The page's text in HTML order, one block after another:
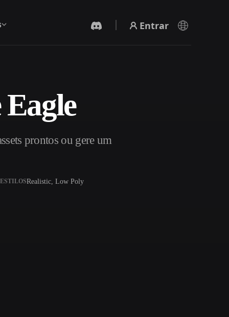
Entrar
Gerador De Vídeo IA
Crie vídeos a partir de texto ou imagens com
IA.
prontos ou gere um
ESTILOSRealistic, Low Poly